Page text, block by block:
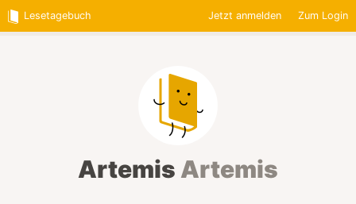
Lesetagebuch Jetzt anmelden Zum Login
Artemis Artemis